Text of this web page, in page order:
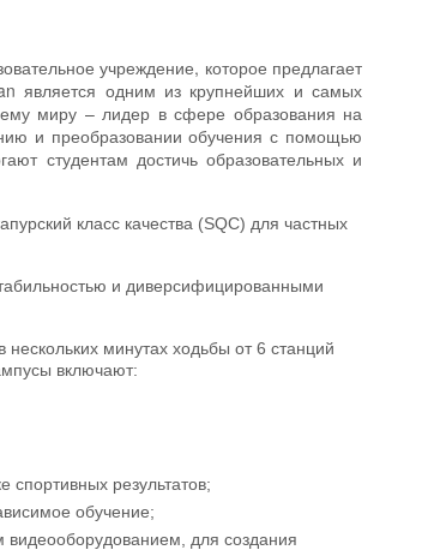
учреждение, которое предлагает
является одним из крупнейших и самых
миру – лидер в сфере образования на
и преобразовании обучения с помощью
студентам достичь образовательных и
класс качества (SQC) для частных
и диверсифицированными
минутах ходьбы от 6 станций
включают:
результатов;
обучение;
для создания